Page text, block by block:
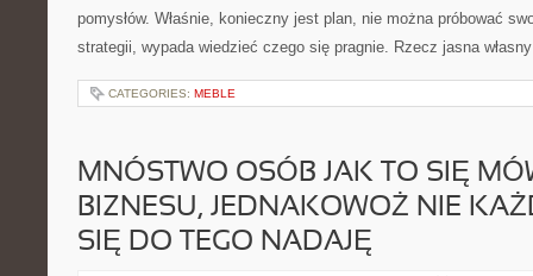
pomysłów. Właśnie, konieczny jest plan, nie można próbować
strategii, wypada wiedzieć czego się pragnie. Rzecz jasna
CATEGORIES: MEBLE
MNÓSTWO OSÓB JAK TO SIĘ
BIZNESU, JEDNAKOWOŻ NIE
SIĘ DO TEGO NADAJĘ